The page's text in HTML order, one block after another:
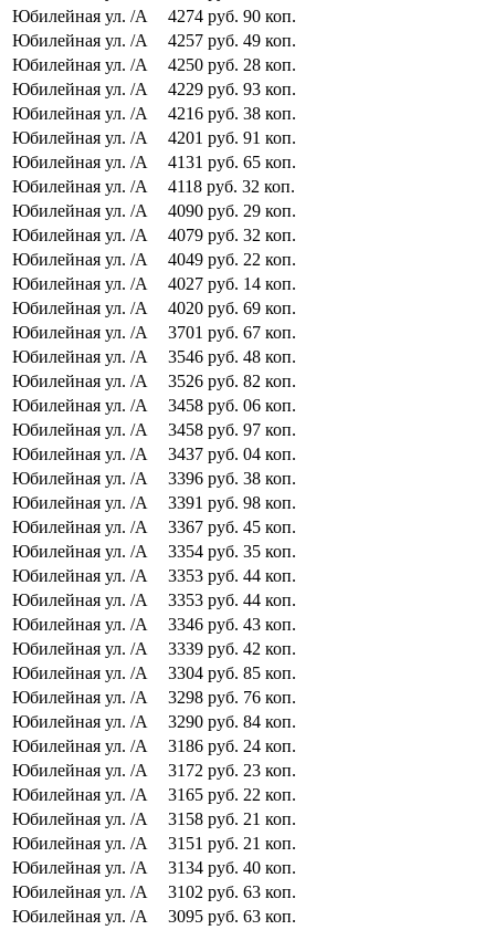
Юбилейная ул. /А 4274 руб. 90 коп.
Юбилейная ул. /А 4257 руб. 49 коп.
Юбилейная ул. /А 4250 руб. 28 коп.
Юбилейная ул. /А 4229 руб. 93 коп.
Юбилейная ул. /А 4216 руб. 38 коп.
Юбилейная ул. /А 4201 руб. 91 коп.
Юбилейная ул. /А 4131 руб. 65 коп.
Юбилейная ул. /А 4118 руб. 32 коп.
Юбилейная ул. /А 4090 руб. 29 коп.
Юбилейная ул. /А 4079 руб. 32 коп.
Юбилейная ул. /А 4049 руб. 22 коп.
Юбилейная ул. /А 4027 руб. 14 коп.
Юбилейная ул. /А 4020 руб. 69 коп.
Юбилейная ул. /А 3701 руб. 67 коп.
Юбилейная ул. /А 3546 руб. 48 коп.
Юбилейная ул. /А 3526 руб. 82 коп.
Юбилейная ул. /А 3458 руб. 06 коп.
Юбилейная ул. /А 3458 руб. 97 коп.
Юбилейная ул. /А 3437 руб. 04 коп.
Юбилейная ул. /А 3396 руб. 38 коп.
Юбилейная ул. /А 3391 руб. 98 коп.
Юбилейная ул. /А 3367 руб. 45 коп.
Юбилейная ул. /А 3354 руб. 35 коп.
Юбилейная ул. /А 3353 руб. 44 коп.
Юбилейная ул. /А 3353 руб. 44 коп.
Юбилейная ул. /А 3346 руб. 43 коп.
Юбилейная ул. /А 3339 руб. 42 коп.
Юбилейная ул. /А 3304 руб. 85 коп.
Юбилейная ул. /А 3298 руб. 76 коп.
Юбилейная ул. /А 3290 руб. 84 коп.
Юбилейная ул. /А 3186 руб. 24 коп.
Юбилейная ул. /А 3172 руб. 23 коп.
Юбилейная ул. /А 3165 руб. 22 коп.
Юбилейная ул. /А 3158 руб. 21 коп.
Юбилейная ул. /А 3151 руб. 21 коп.
Юбилейная ул. /А 3134 руб. 40 коп.
Юбилейная ул. /А 3102 руб. 63 коп.
Юбилейная ул. /А 3095 руб. 63 коп.